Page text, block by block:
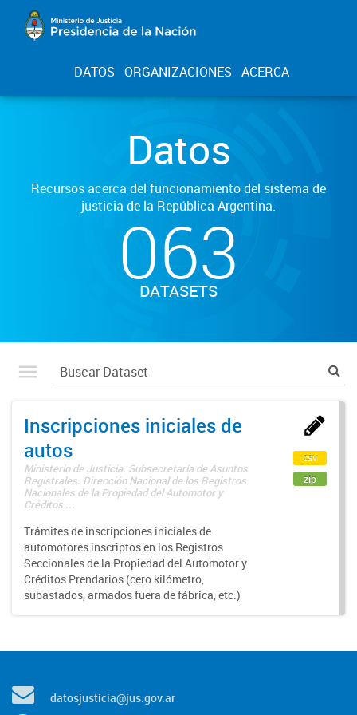
DATOS ORGANIZACIONES ACERCA
Datos
Recursos acerca del funcionamiento del sistema de
justicia de la República Argentina.
063
DATASETS
Inscripciones iniciales de
autos
Ministerio de Justicia. Subsecretaría de Asuntos
Registrales. Dirección Nacional de los Registros
Nacionales de la Propiedad del Automotor y
Créditos ...
Trámites de inscripciones iniciales de
automotores inscriptos en los Registros
Seccionales de la Propiedad del Automotor y
Créditos Prendarios (cero kilómetro,
subastados, armados fuera de fábrica, etc.)
csv
zip
datosjusticia@jus.gov.ar